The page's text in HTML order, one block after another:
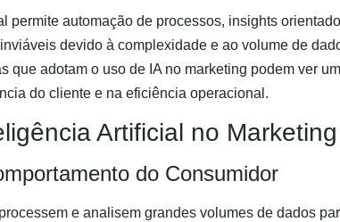
permite automação de processos, insights
devido à complexidade e ao volume de
que adotam o uso de IA no marketing podem ver
do cliente e na eficiência operacional.
Artificial no
do Consumidor
e analisem grandes volumes de dados